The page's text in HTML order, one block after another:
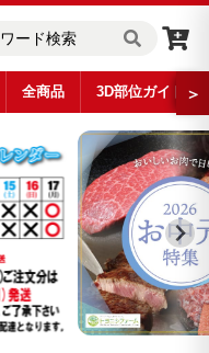
全商品 3D部位ガイド ＞